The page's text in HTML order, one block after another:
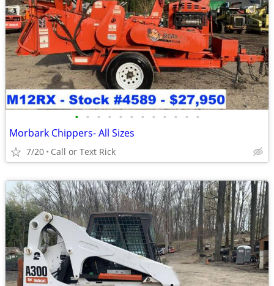
• • • • • • • • • • • •
Morbark Chippers- All Sizes
7/20 Call or Text Rick